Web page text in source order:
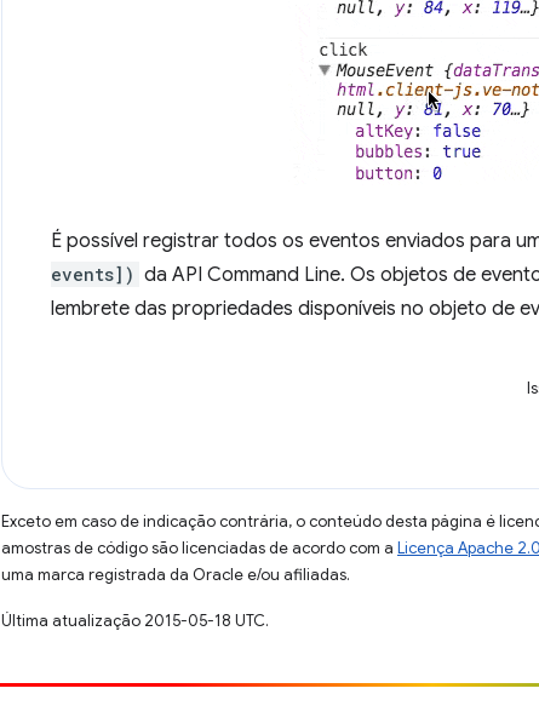
É possível registrar todos os eventos enviados para
events]) da API Command Line. Os objetos de
lembrete das propriedades disponíveis no objeto de
Exceto em caso de indicação contrária, o conteúdo desta página é
amostras de código são licenciadas de acordo com a Licença Apache 2.0
uma marca registrada da Oracle e/ou afiliadas.
Última atualização 2015-05-18 UTC.